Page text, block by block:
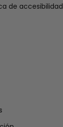
de accesibilidad